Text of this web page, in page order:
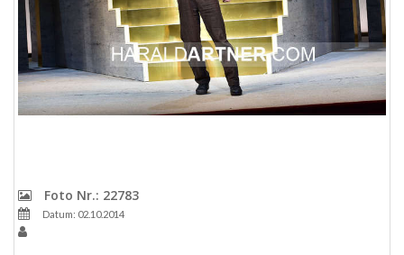
Foto Nr.: 22783
Datum: 02.10.2014